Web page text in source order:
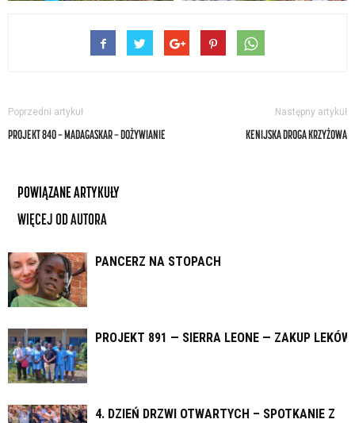
Poprzedni artykuł
PROJEKT 840 — MADAGASKAR — DOŻYWIANIE
Następny artykuł
KENIJSKA DROGA KRZYŻOWA
POWIĄZANE ARTYKUŁY
WIĘCEJ OD AUTORA
PANCERZ NA STOPACH
PROJEKT 891 — SIERRA LEONE — ZAKUP LEKÓW
4. DZIEŃ DRZWI OTWARTYCH – SPOTKANIE Z